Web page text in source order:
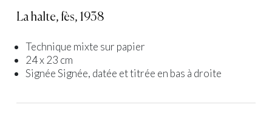
La halte, fès, 1938
Technique mixte sur papier
24 x 23 cm
Signée Signée, datée et titrée en bas à droite